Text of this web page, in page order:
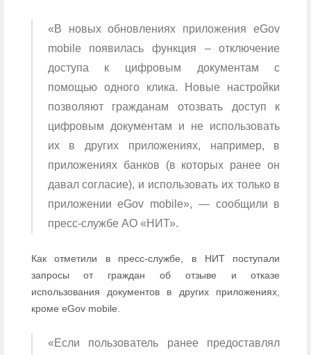
«В новых обновлениях приложения eGov
mobile появилась функция – отключение
доступа к цифровым документам с
помощью одного клика. Новые настройки
позволяют гражданам отозвать доступ к
цифровым документам и не использовать
их в других приложениях, например, в
приложениях банков (в которых ранее он
давал согласие), и использовать их только в
приложении eGov mobile», — сообщили в
пресс-службе АО «НИТ».
Как отметили в пресс-службе, в НИТ поступали
запросы от граждан об отзыве и отказе
использования документов в других приложениях,
кроме eGov mobile.
«Если пользователь ранее предоставлял